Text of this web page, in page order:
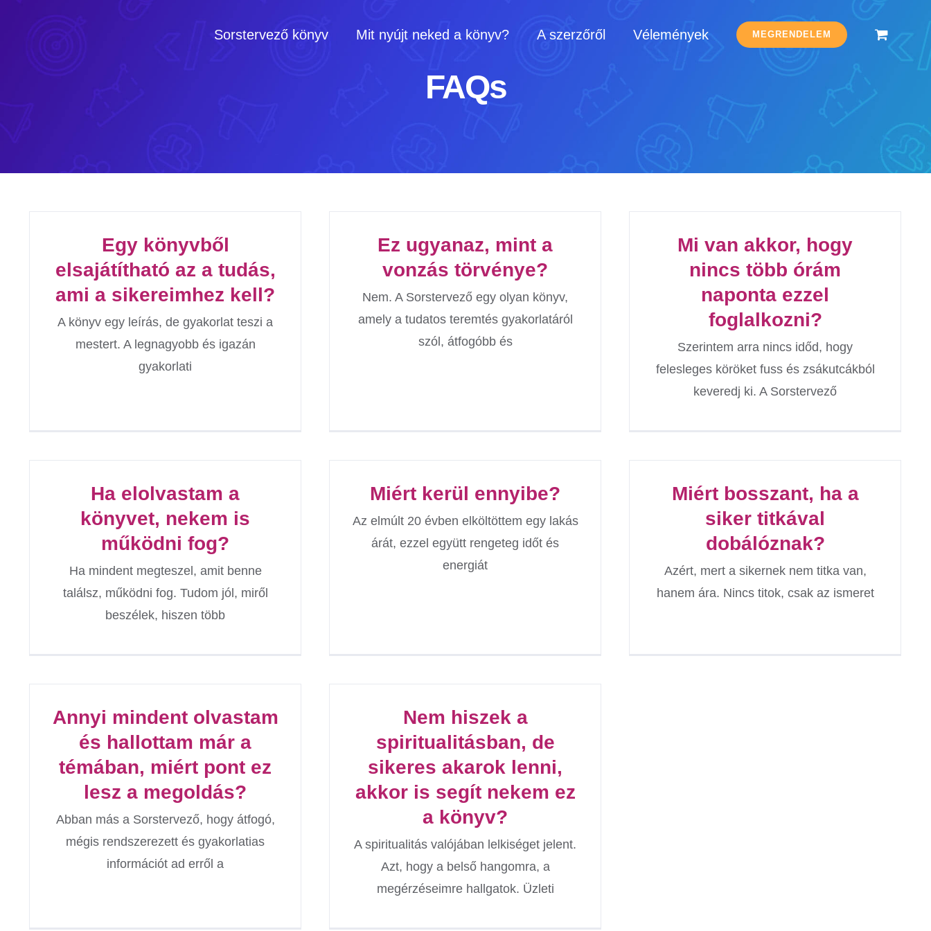
Sorstervező könyv Mit nyújt neked a könyv? A szerzőről Vélemények MEGRENDELEM
FAQs
Egy könyvből
elsajátítható az a tudás,
ami a sikereimhez kell?
A könyv egy leírás, de gyakorlat teszi a
mestert. A legnagyobb és igazán
gyakorlati
Ez ugyanaz, mint a
vonzás törvénye?
Nem. A Sorstervező egy olyan könyv,
amely a tudatos teremtés gyakorlatáról
szól, átfogóbb és
Mi van akkor, hogy
nincs több órám
naponta ezzel
foglalkozni?
Szerintem arra nincs időd, hogy
felesleges köröket fuss és zsákutcákból
keveredj ki. A Sorstervező
Ha elolvastam a
könyvet, nekem is
működni fog?
Ha mindent megteszel, amit benne
találsz, működni fog. Tudom jól, miről
beszélek, hiszen több
Miért kerül ennyibe?
Az elmúlt 20 évben elköltöttem egy lakás
árát, ezzel együtt rengeteg időt és
energiát
Miért bosszant, ha a
siker titkával
dobálóznak?
Azért, mert a sikernek nem titka van,
hanem ára. Nincs titok, csak az ismeret
Annyi mindent olvastam
és hallottam már a
témában, miért pont ez
lesz a megoldás?
Abban más a Sorstervező, hogy átfogó,
mégis rendszerezett és gyakorlatias
információt ad erről a
Nem hiszek a
spiritualitásban, de
sikeres akarok lenni,
akkor is segít nekem ez
a könyv?
A spiritualitás valójában lelkiséget jelent.
Azt, hogy a belső hangomra, a
megérzéseimre hallgatok. Üzleti